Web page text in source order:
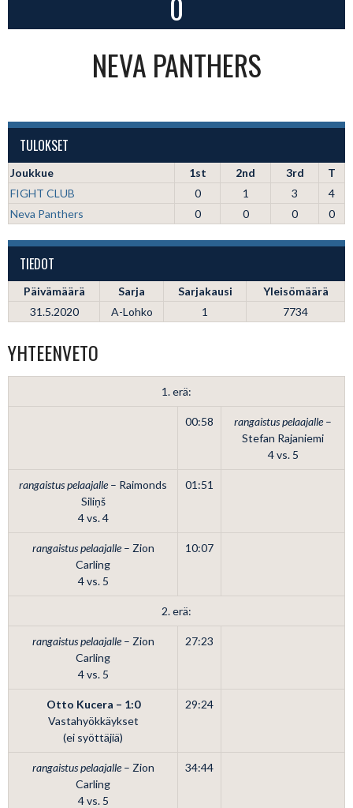
NEVA PANTHERS
TULOKSET
Joukkue 1st 2nd 3rd
T
FIGHT CLUB
0 1 3
4
Neva Panthers
0 0 0 0
TIEDOT
Päivämäärä Sarja Sarjakausi
Yleisömäärä
31.5.2020
A-Lohko 1 7734
YHTEENVETO
1. erä:
00:58 rangaistus pelaajalle–
Stefan Rajaniemi
4 vs. 5
rangaistus pelaajalle– Raimonds
Siliņš
4 vs. 4
01:51
rangaistus pelaajalle– Zion
Carling
4 vs. 5
10:07
2. erä:
rangaistus pelaajalle– Zion
Carling
4 vs. 5
27:23
Otto Kucera – 1:0
Vastahyökkäykset
(ei syöttäjiä)
29:24
rangaistus pelaajalle– Zion
Carling
4 vs. 5
34:44